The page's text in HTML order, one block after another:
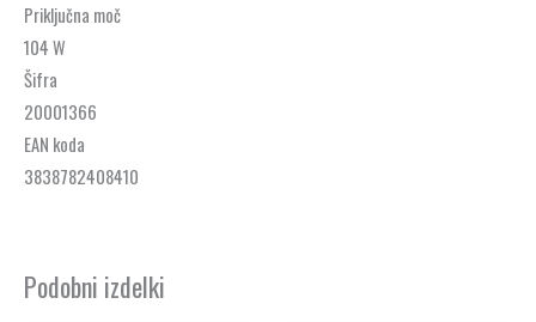
Priključna moč
104 W
Šifra
20001366
EAN koda
3838782408410
Podobni izdelki